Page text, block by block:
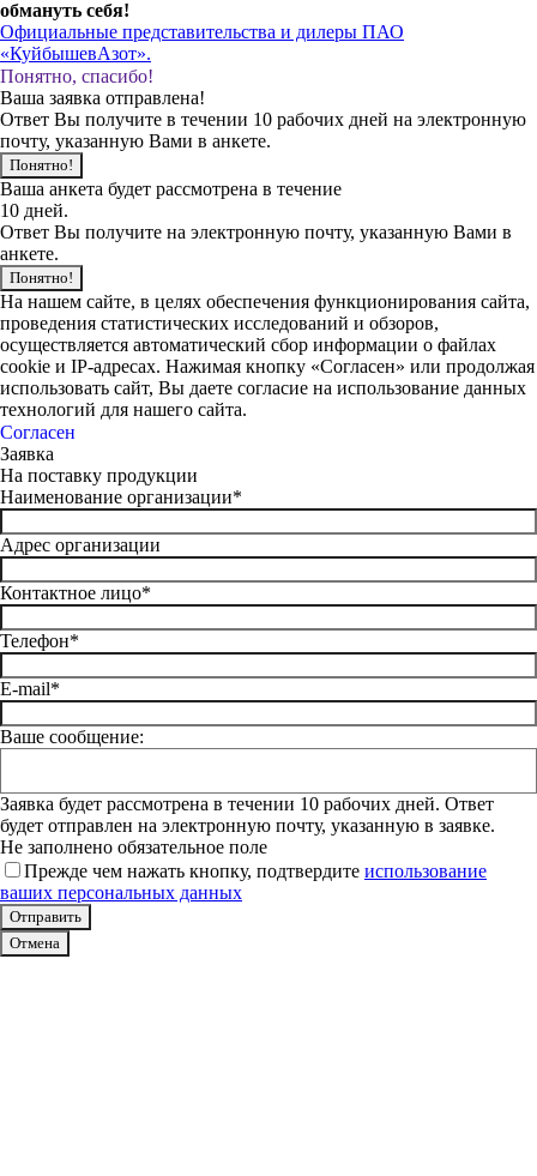
обмануть себя!
Официальные представительства и дилеры ПАО
«КуйбышевАзот».
Понятно, спасибо!
Ваша заявка отправлена!
Ответ Вы получите в течении 10 рабочих дней на электронную
почту, указанную Вами в анкете.
Понятно!
Ваша анкета будет рассмотрена в течение
10 дней.
Ответ Вы получите на электронную почту, указанную Вами в
анкете.
Понятно!
На нашем сайте, в целях обеспечения функционирования сайта,
проведения статистических исследований и обзоров,
осуществляется автоматический сбор информации о файлах
cookie и IP-адресах. Нажимая кнопку «Согласен» или продолжая
использовать сайт, Вы даете согласие на использование данных
технологий для нашего сайта.
Согласен
Заявка
На поставку продукции
Наименование организации*
Адрес организации
Контактное лицо*
Телефон*
E-mail*
Ваше сообщение:
Заявка будет рассмотрена в течении 10 рабочих дней. Ответ
будет отправлен на электронную почту, указанную в заявке.
Не заполнено обязательное поле
Прежде чем нажать кнопку, подтвердите использование
ваших персональных данных
Отмена